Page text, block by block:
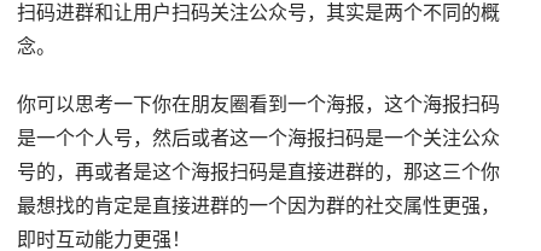
扫码进群和让用户扫码关注公众号，其实是两个不同的概
念。
你可以思考一下你在朋友圈看到一个海报，这个海报扫码
是一个个人号，然后或者这一个海报扫码是一个关注公众
号的，再或者是这个海报扫码是直接进群的，那这三个你
最想找的肯定是直接进群的一个因为群的社交属性更强，
即时互动能力更强！